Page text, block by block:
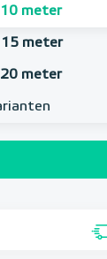
meter
meter
meter